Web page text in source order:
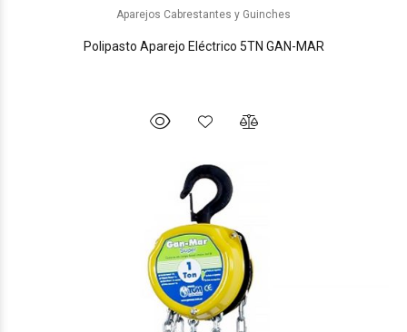
Aparejos Cabrestantes y Guinches
Polipasto Aparejo Eléctrico 5TN GAN-MAR